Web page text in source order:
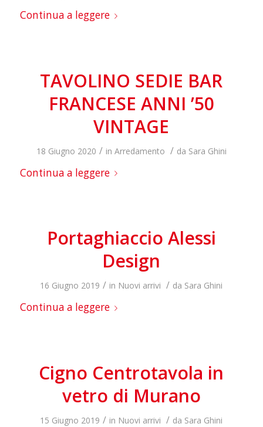
Continua a leggere
TAVOLINO SEDIE BAR
FRANCESE ANNI ’50
VINTAGE
18 Giugno 2020 / in Arredamento / da Sara Ghini
Continua a leggere
Portaghiaccio Alessi
Design
16 Giugno 2019 / in Nuovi arrivi / da Sara Ghini
Continua a leggere
Cigno Centrotavola in
vetro di Murano
15 Giugno 2019 / in Nuovi arrivi / da Sara Ghini